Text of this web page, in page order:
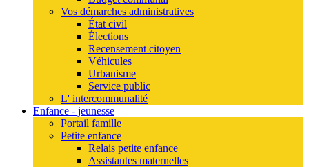
Vos démarches administratives
État civil
Élections
Recensement citoyen
Véhicules
Urbanisme
Service public
L' intercommunalité
Enfance - jeunesse
Portail famille
Petite enfance
Relais petite enfance
Assistantes maternelles